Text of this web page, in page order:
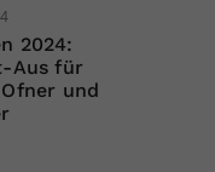
2024:
Aus für
und